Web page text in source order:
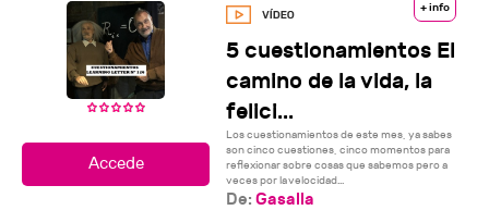
+ info
5 cuestionamientos El
camino de la vida, la
felici...
Los cuestionamientos de este mes, ya sabes
son cinco cuestiones, cinco momentos para
reflexionar sobre cosas que sabemos pero a
veces por la velocidad...
De:Gasalla